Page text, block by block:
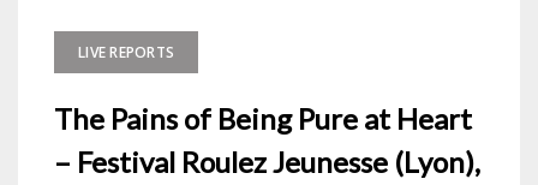
LIVE REPORTS
The Pains of Being Pure at Heart
– Festival Roulez Jeunesse (Lyon),